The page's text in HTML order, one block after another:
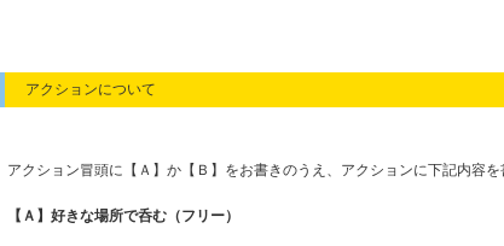
アクションについて
アクション冒頭に【Ａ】か【Ｂ】をお書きのうえ、アクションに下記内容を
【Ａ】好きな場所で呑む（フリー）